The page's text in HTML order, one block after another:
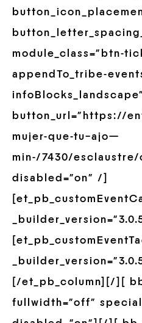
module_class=”btn-
appendTo_tribe-
infoBlocks_landscape”
button_url=”https://
mujer-que-tu–ajo—
min-/7430/esclaustre/
disabled=”on” /]
[/et_pb_column][/][
fullwidth=”off”